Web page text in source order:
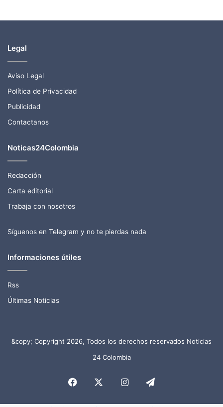
Legal
Aviso Legal
Política de Privacidad
Publicidad
Contactanos
Noticas24Colombia
Redacción
Carta editorial
Trabaja con nosotros
Síguenos en Telegram y no te pierdas nada
Informaciones útiles
Rss
Últimas Noticias
&copy; Copyright 2026, Todos los derechos reservados Noticias
24 Colombia
Facebook InstagramTelegram